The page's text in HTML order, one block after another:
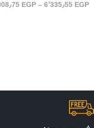
6٬335٫55 EGP
– 25٬008٫75 EGP